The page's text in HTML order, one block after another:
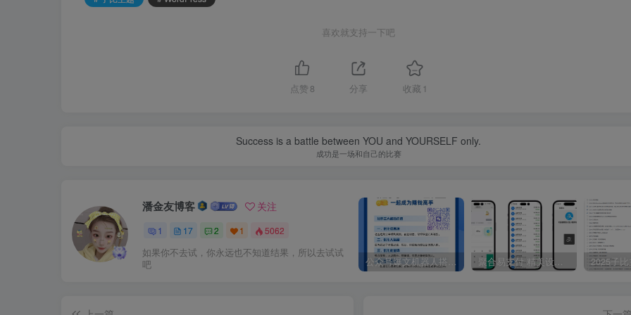
3、打包主题上传到wordpress网站目录下/wp-content/themes
喜欢就支持一下吧
点赞 8 分享 收藏 1
Success is a battle between YOU and YOURSELF only.
成功是一场和自己的比赛
潘金友博客 关注
1 17 2 1 5062
如果你不去试，你永远也不知道结果，所以去试试
吧
公众号爆文机器人搭建图文教程并附公众号机器人12.2源码 聚合易支付 精美设计的支付收银台模板 门店收银管理系统